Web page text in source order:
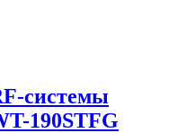
системы
190STFG